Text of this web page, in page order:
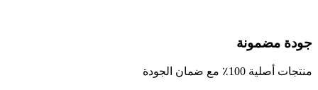
جودة مضمونة
منتجات أصلية 100٪ مع ضمان الجودة